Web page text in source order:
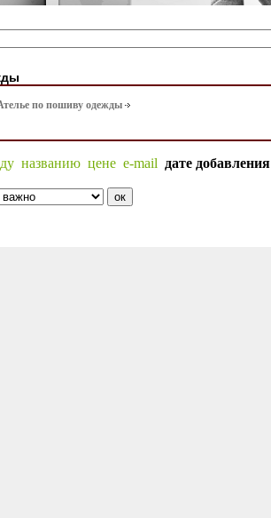
по пошиву одежды
названию цене e-mail дате добавления